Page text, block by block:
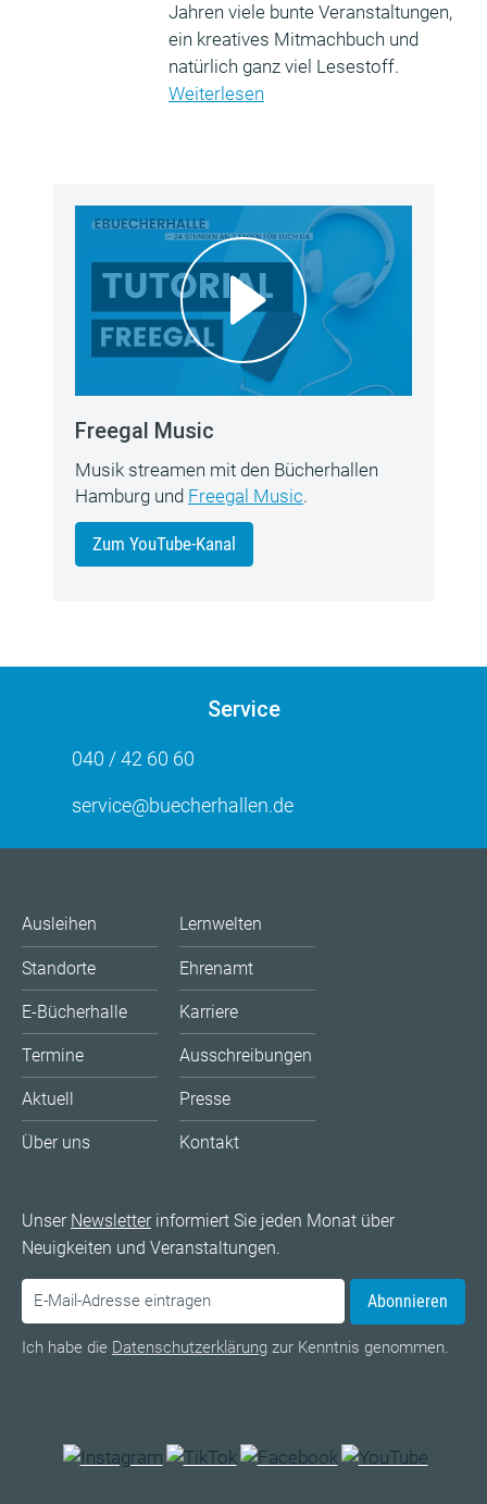
Jahren viele bunte Veranstaltungen,
ein kreatives Mitmachbuch und
natürlich ganz viel Lesestoff.
Weiterlesen
Freegal Music
Musik streamen mit den Bücherhallen
Hamburg und Freegal Music.
Zum YouTube-Kanal
Service
040 / 42 60 60
service@buecherhallen.de
Ausleihen
Standorte
E-Bücherhalle
Termine
Aktuell
Über uns
Lernwelten
Ehrenamt
Karriere
Ausschreibungen
Presse
Kontakt
Unser Newsletterinformiert Sie jeden Monat über
Neuigkeiten und Veranstaltungen.
Abonnieren
Ich habe die Datenschutzerklärung zur Kenntnis genommen.